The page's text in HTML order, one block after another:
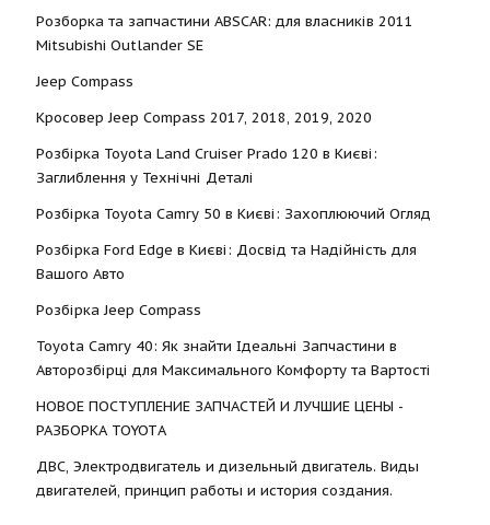
Розборка та запчастини ABSCAR: для власників 2011
Mitsubishi Outlander SE
Jeep Compass
Кросовер Jeep Compass 2017, 2018, 2019, 2020
Розбірка Toyota Land Cruiser Prado 120 в Києві:
Заглиблення у Технічні Деталі
Розбірка Toyota Camry 50 в Києві: Захоплюючий Огляд
Розбірка Ford Edge в Києві: Досвід та Надійність для
Вашого Авто
Розбірка Jeep Compass
Toyota Camry 40: Як знайти Ідеальні Запчастини в
Авторозбірці для Максимального Комфорту та Вартості
НОВОЕ ПОСТУПЛЕНИЕ ЗАПЧАСТЕЙ И ЛУЧШИЕ ЦЕНЫ -
РАЗБОРКА TOYOTА
ДВС, Электродвигатель и дизельный двигатель. Виды
двигателей, принцип работы и история создания.